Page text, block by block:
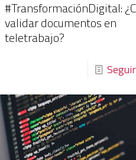
#TransformaciónDigital:
validar documentos en
teletrabajo?